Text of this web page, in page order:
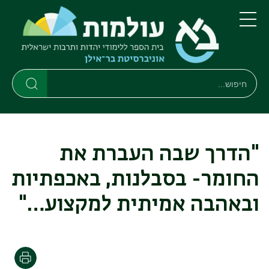
לתוכן
העיקרי
לתפריט
ניווט
ראשי
תפריט
חיפוש
חיפוש
"הדרך שבה העברת את
החומר- בסבלנות, באכפתיות
ובאהבה אמיתית למקצוע…"